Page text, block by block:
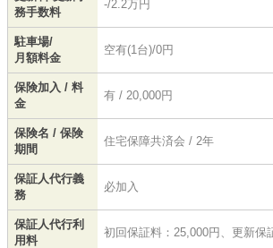
務手数料
-/2.2万円
駐車場/
月額料金
空有(1台)/0円
保険加入 / 料
金
有 / 20,000円
保険名 / 保険
期間
住宅保障共済会 / 2年
保証人代行義
務
必加入
保証人代行利
用料
初回保証料：25,000円、更新保